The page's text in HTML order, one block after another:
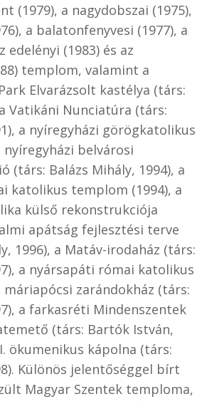
(1979), a nagydobszai (1975),
a balatonfenyvesi (1977), a
edelényi (1983) és az
templom, valamint a
Elvarázsolt kastélya (társ:
Vatikáni Nunciatúra (társ:
a nyíregyházi görögkatolikus
belvárosi
(társ: Balázs Mihály, 1994), a
katolikus templom (1994), a
külső rekonstrukciója
apátság fejlesztési terve
1996), a Matáv-irodaház (társ:
a nyársapáti római katolikus
zarándokház (társ:
a farkasréti Mindenszentek
(társ: Bartók István,
ökumenikus kápolna (társ:
Különös jelentőséggel bírt
Magyar Szentek temploma,